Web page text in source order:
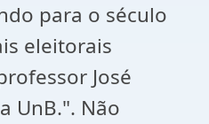
para o século
eleitorais
José
UnB.". Não